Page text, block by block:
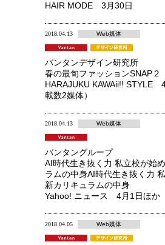
HAIR MODE 3月30日
2018.04.13 Web媒体
バンタンデザイン研究所
春の最旬ファッションSNAP２
HARAJUKU KAWAii!! STYLE
載数2媒体）
2018.04.13 Web媒体
バンタングループ
AI時代生き抜く力 私立校が始
ラムの中身AI時代生き抜く力
新カリキュラムの中身
Yahoo! ニュース 4月1日ほか
2018.04.05 Web媒体